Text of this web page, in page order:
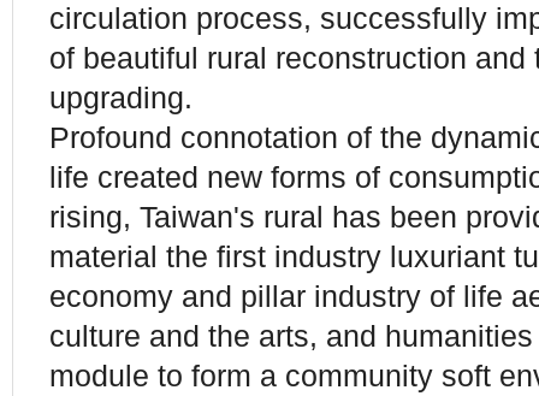
circulation process, successfully
of beautiful rural reconstruction and
upgrading.
Profound connotation of the
life created new forms of
rising, Taiwan's rural has been
material the first industry luxuriant
economy and pillar industry of life
culture and the arts, and
module to form a community soft